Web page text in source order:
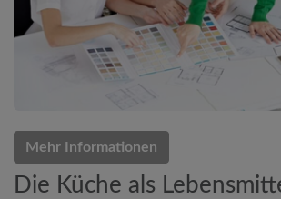
Mehr Informationen
Die Küche als